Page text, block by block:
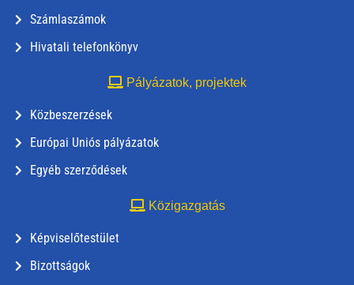
Számlaszámok
Hivatali telefonkönyv
Pályázatok, projektek
Közbeszerzések
Európai Uniós pályázatok
Egyéb szerződések
Közigazgatás
Képviselőtestület
Bizottságok